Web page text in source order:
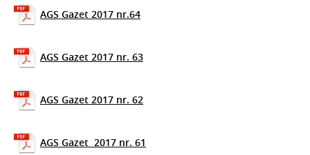
AGS Gazet 2017 nr.64
AGS Gazet 2017 nr. 63
AGS Gazet 2017 nr. 62
AGS Gazet 2017 nr. 61